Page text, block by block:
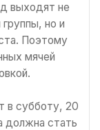
выходят не
но и
Поэтому
мячей
в субботу, 20
должна стать